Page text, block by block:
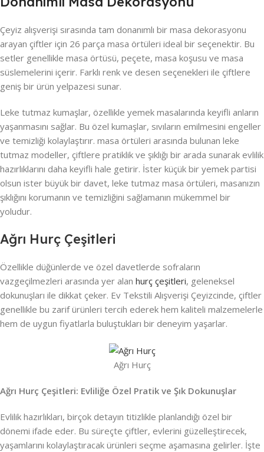
Çeyiz alışverişi sırasında tam donanımlı bir masa dekorasyonu
arayan çiftler için 26 parça masa örtüleri ideal bir seçenektir. Bu
setler genellikle masa örtüsü, peçete, masa koşusu ve masa
süslemelerini içerir. Farklı renk ve desen seçenekleri ile çiftlere
geniş bir ürün yelpazesi sunar.
Leke tutmaz kumaşlar, özellikle yemek masalarında keyifli anların
yaşanmasını sağlar. Bu özel kumaşlar, sıvıların emilmesini engeller
ve temizliği kolaylaştırır. masa örtüleri arasında bulunan leke
tutmaz modeller, çiftlere pratiklik ve şıklığı bir arada sunarak evlilik
hazırlıklarını daha keyifli hale getirir. İster küçük bir yemek partisi
olsun ister büyük bir davet, leke tutmaz masa örtüleri, masanızın
şıklığını korumanın ve temizliğini sağlamanın mükemmel bir
yoludur.
Ağrı Hurç Çeşitleri
Özellikle düğünlerde ve özel davetlerde sofraların
vazgeçilmezleri arasında yer alan hurç çeşitleri, geleneksel
dokunuşları ile dikkat çeker. Ev Tekstili Alışverişi Çeyizcinde, çiftler
genellikle bu zarif ürünleri tercih ederek hem kaliteli malzemelerle
hem de uygun fiyatlarla buluştukları bir deneyim yaşarlar.
Ağrı Hurç
Ağrı Hurç Çeşitleri: Evliliğe Özel Pratik ve Şık Dokunuşlar
Evlilik hazırlıkları, birçok detayın titizlikle planlandığı özel bir
dönemi ifade eder. Bu süreçte çiftler, evlerini güzelleştirecek,
yaşamlarını kolaylaştıracak ürünleri seçme aşamasına gelirler. İşte